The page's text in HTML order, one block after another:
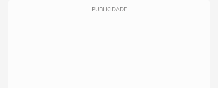
PUBLICIDADE